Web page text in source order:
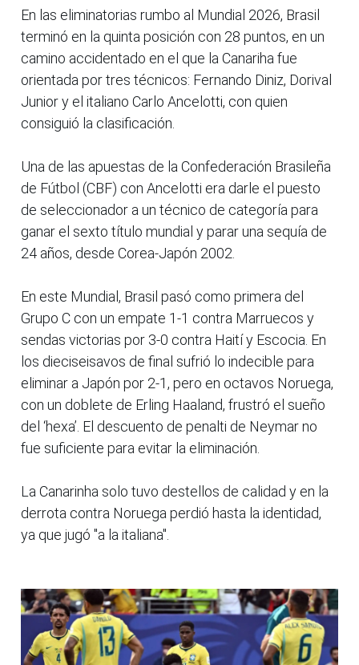
En las eliminatorias rumbo al Mundial 2026, Brasil
terminó en la quinta posición con 28 puntos, en un
camino accidentado en el que la Canariha fue
orientada por tres técnicos: Fernando Diniz, Dorival
Junior y el italiano Carlo Ancelotti, con quien
consiguió la clasificación.
Una de las apuestas de la Confederación Brasileña
de Fútbol (CBF) con Ancelotti era darle el puesto
de seleccionador a un técnico de categoría para
ganar el sexto título mundial y parar una sequía de
24 años, desde Corea-Japón 2002.
En este Mundial, Brasil pasó como primera del
Grupo C con un empate 1-1 contra Marruecos y
sendas victorias por 3-0 contra Haití y Escocia. En
los dieciseisavos de final sufrió lo indecible para
eliminar a Japón por 2-1, pero en octavos Noruega,
con un doblete de Erling Haaland, frustró el sueño
del ‘hexa’. El descuento de penalti de Neymar no
fue suficiente para evitar la eliminación.
La Canarinha solo tuvo destellos de calidad y en la
derrota contra Noruega perdió hasta la identidad,
ya que jugó "a la italiana".